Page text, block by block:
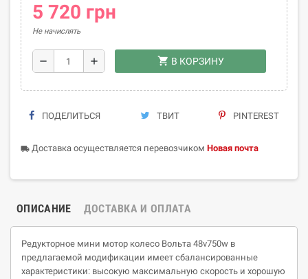
5 720 грн
Не начислять
remove add shopping_cart В КОРЗИНУ
ПОДЕЛИТЬСЯ ТВИТ PINTEREST
local_shipping Доставка осуществляется перевозчиком Новая почта
ОПИСАНИЕ ДОСТАВКА И ОПЛАТА
Редукторное мини мотор колесо Вольта 48v750w в
предлагаемой модификации имеет сбалансированные
характеристики: высокую максимальную скорость и хорошую